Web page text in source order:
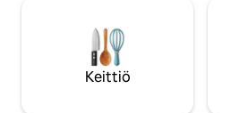
huoneet, joissa on olohuoneen
liukuvat ikkunat, varustettu keittiö
viihtyisät huoneet täydellistä lepoa
Keittiö